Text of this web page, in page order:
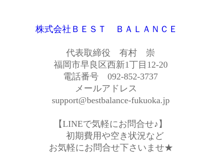
株式会社ＢＥＳＴ ＢＡＬＡＮＣＥ
代表取締役 有村 崇
福岡市早良区西新1丁目12-20
電話番号 092-852-3737
メールアドレス
support@bestbalance-fukuoka.jp
【LINEで気軽にお問合せ♪】
初期費用や空き状況など
お気軽にお問合せ下さいませ★